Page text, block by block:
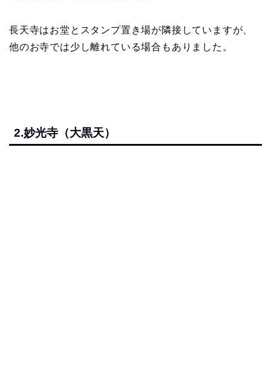
長天寺はお堂とスタンプ置き場が隣接していますが、
他のお寺では少し離れている場合もありました。
2.妙光寺（大黒天）